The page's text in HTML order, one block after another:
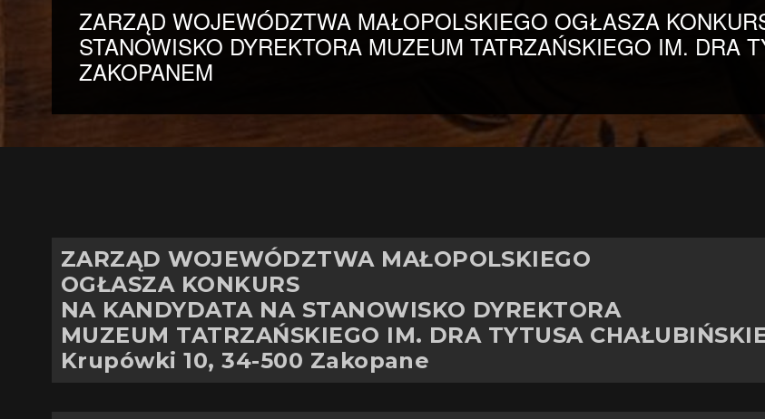
ZARZĄD WOJEWÓDZTWA MAŁOPOLSKIEGO OGŁASZA
STANOWISKO DYREKTORA MUZEUM TATRZAŃSKIEGO IM. DRA
ZAKOPANEM
ZARZĄD WOJEWÓDZTWA MAŁOPOLSKIEGO
OGŁASZA KONKURS
NA KANDYDATA NA STANOWISKO DYREKTORA
MUZEUM TATRZAŃSKIEGO IM. DRA TYTUSA
Krupówki 10, 34-500 Zakopane